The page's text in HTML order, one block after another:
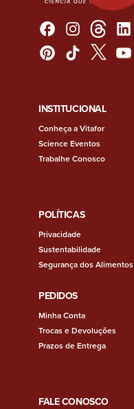
INSTITUCIONAL
Conheça a Vitafor
Science Eventos
Trabalhe Conosco
POLÍTICAS
Privacidade
Sustentabilidade
Segurança dos Alimentos
PEDIDOS
Minha Conta
Trocas e Devoluções
Prazos de Entrega
FALE CONOSCO